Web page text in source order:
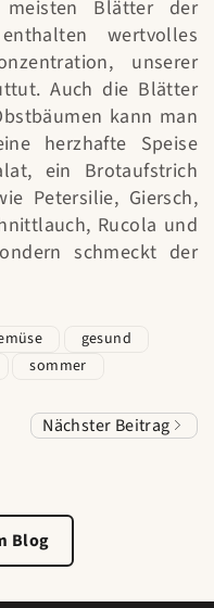
Blätter der
wertvolles
unserer
Auch die Blätter
kann man
herzhafte Speise
ein Brotaufstrich
Petersilie, Giersch,
Rucola und
schmeckt der
gesund
sommer
Nächster Beitrag
Blog